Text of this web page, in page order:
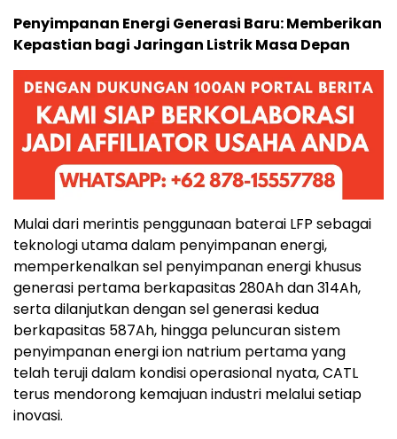
Penyimpanan Energi Generasi Baru: Memberikan
Kepastian bagi Jaringan Listrik Masa Depan
Mulai dari merintis penggunaan baterai LFP sebagai
teknologi utama dalam penyimpanan energi,
memperkenalkan sel penyimpanan energi khusus
generasi pertama berkapasitas 280Ah dan 314Ah,
serta dilanjutkan dengan sel generasi kedua
berkapasitas 587Ah, hingga peluncuran sistem
penyimpanan energi ion natrium pertama yang
telah teruji dalam kondisi operasional nyata, CATL
terus mendorong kemajuan industri melalui setiap
inovasi.